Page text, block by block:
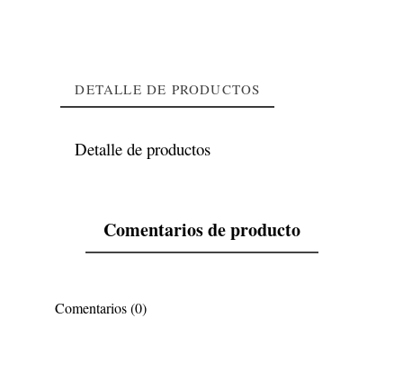
DETALLE DE PRODUCTOS
Detalle de productos
Comentarios de producto
Comentarios (0)